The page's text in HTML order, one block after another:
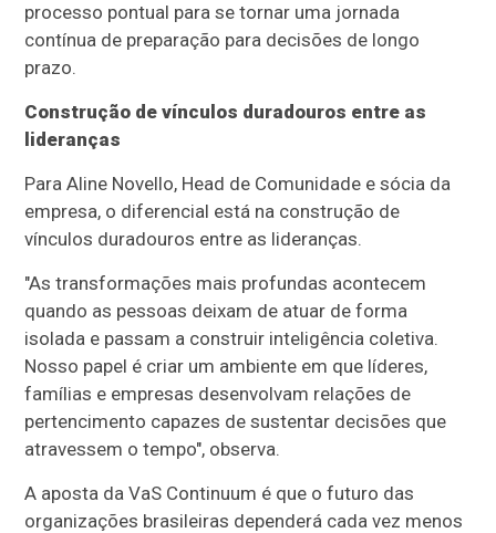
processo pontual para se tornar uma jornada
contínua de preparação para decisões de longo
prazo.
Construção de vínculos duradouros entre as
lideranças
Para Aline Novello, Head de Comunidade e sócia da
empresa, o diferencial está na construção de
vínculos duradouros entre as lideranças.
"As transformações mais profundas acontecem
quando as pessoas deixam de atuar de forma
isolada e passam a construir inteligência coletiva.
Nosso papel é criar um ambiente em que líderes,
famílias e empresas desenvolvam relações de
pertencimento capazes de sustentar decisões que
atravessem o tempo", observa.
A aposta da VaS Continuum é que o futuro das
organizações brasileiras dependerá cada vez menos